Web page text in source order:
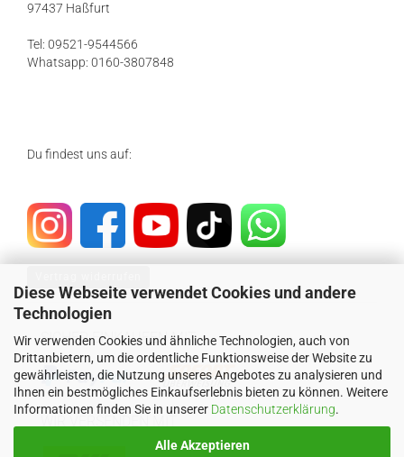
Diese Webseite verwendet Cookies und andere
Technologien
Wir verwenden Cookies und ähnliche Technologien, auch von
Drittanbietern, um die ordentliche Funktionsweise der Website zu
gewährleisten, die Nutzung unseres Angebotes zu analysieren und
Ihnen ein bestmögliches Einkaufserlebnis bieten zu können. Weitere
Informationen finden Sie in unserer Datenschutzerklärung.
Alle Akzeptieren
97437 Haßfurt
Tel: 09521-9544566
Whatsapp: 0160-3807848
Du findest uns auf:
SICHER EINKAUFEN MIT